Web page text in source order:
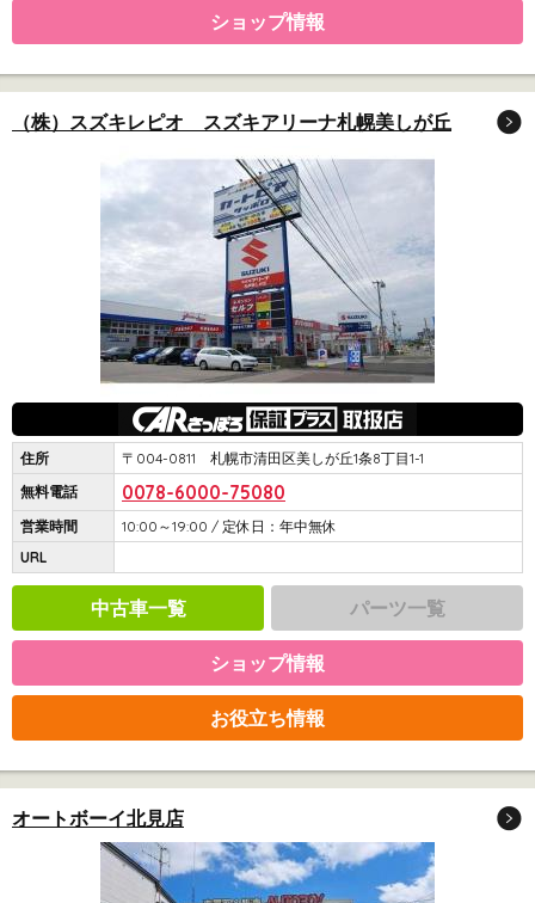
ショップ情報
（株）スズキレピオ スズキアリーナ札幌美しが丘
住所
〒004-0811 札幌市清田区美しが丘1条8丁目1-1
無料電話
0078-6000-75080
営業時間
10:00～19:00 / 定休日：年中無休
URL
中古車一覧 パーツ一覧
ショップ情報
お役立ち情報
オートボーイ北見店